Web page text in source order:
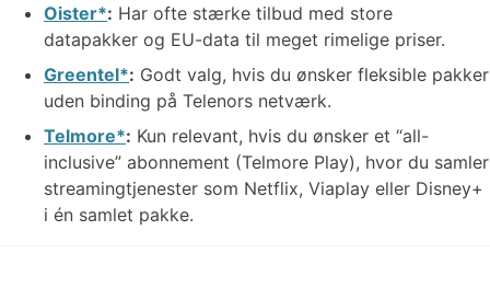
Oister : Har ofte stærke tilbud med store
datapakker og EU-data til meget rimelige priser.
Greentel : Godt valg, hvis du ønsker fleksible pakker
uden binding på Telenors netværk.
Telmore : Kun relevant, hvis du ønsker et “all-
inclusive” abonnement (Telmore Play), hvor du samler
streamingtjenester som Netflix, Viaplay eller Disney+
i én samlet pakke.